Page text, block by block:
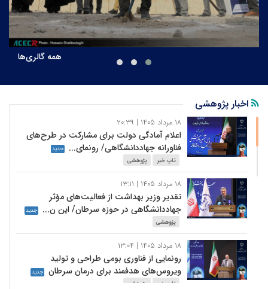
زیستی جهاددانشگاهی ـ ابن‌سینا که با هدف مقابله مؤثرتر با بیماری
آنگارا، کاهش وابستگی به واکسن‌های وارداتی و صیانت از امنیت
غذایی کشور تولید شده و بیش از ۹۰ درصد اثربخشی دارد.
آیین کلنگ‌زنی مرکز زیست مصنوعی جهاددانشگاهی در قم
همه گالری‌ها
اخبار پژوهشی
۱۸ مرداد ۱۴۰۵ | ۲۰:۳۹
اعلام آمادگی دولت برای مشارکت در طرح‌های
فناورانه جهاددانشگاهی/ رونمای...
جدید
تاپ خبر پژوهشی
۱۸ مرداد ۱۴۰۵ | ۱۳:۱۱
تقدیر وزیر بهداشت از فعالیت‌های مؤثر
جهاددانشگاهی در حوزه سرطان/ این ن...
جدید
پژوهشی
۱۸ مرداد ۱۴۰۵ | ۱۳:۰۴
رونمایی از فناوری بومی طراحی و تولید
ویروس‌های هدفمند برای درمان سرطان
جدید
تاپ خبر پژوهشی